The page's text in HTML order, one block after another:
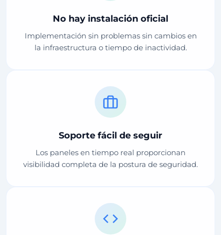
No hay instalación oficial
Implementación sin problemas sin cambios en
la infraestructura o tiempo de inactividad.
Soporte fácil de seguir
Los paneles en tiempo real proporcionan
visibilidad completa de la postura de seguridad.